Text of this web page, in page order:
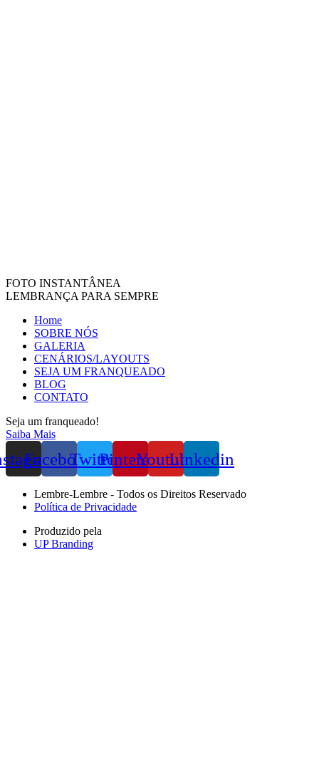
FOTO INSTANTÂNEA
LEMBRANÇA PARA SEMPRE
Home
SOBRE NÓS
GALERIA
CENÁRIOS/LAYOUTS
SEJA UM FRANQUEADO
BLOG
CONTATO
Seja um franqueado!
Saiba Mais
FacebookTwitterPinterestYoutubeLinkedin
Lembre-Lembre - Todos os Direitos Reservado
Política de Privacidade
Produzido pela
UP Branding